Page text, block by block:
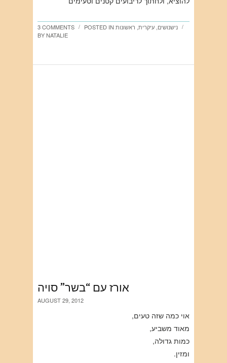
3 COMMENTS / POSTED IN נישנושים עיקרית ראשונות /
BYNATALIE
אורז עם “בשר” סויה
AUGUST 29, 2012
אוי כמה שזה טעים,
מאוד משביע,
כמות גדולה,
ומזין.